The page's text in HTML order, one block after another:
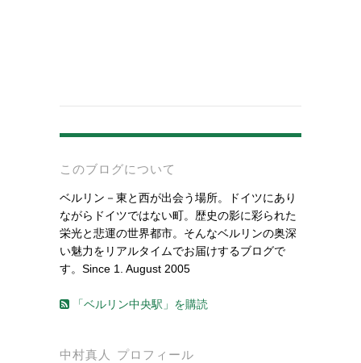
このブログについて
ベルリン－東と西が出会う場所。ドイツにあり
ながらドイツではない町。歴史の影に彩られた
栄光と悲運の世界都市。そんなベルリンの奥深
い魅力をリアルタイムでお届けするブログで
す。Since 1. August 2005
「ベルリン中央駅」を購読
中村真人 プロフィール